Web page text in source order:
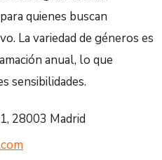
quienes buscan
La variedad de géneros es
anual, lo que
sensibilidades.
28003 Madrid